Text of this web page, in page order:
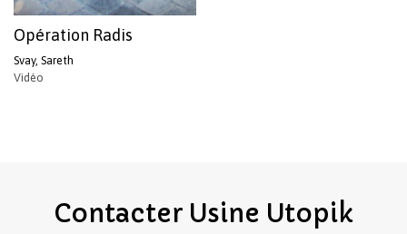
Opération Radis
Svay, Sareth
Vidéo
Contacter Usine Utopik